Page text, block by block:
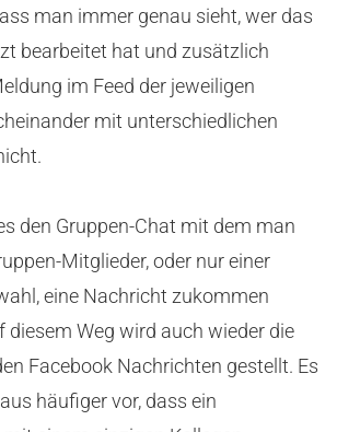
man immer genau sieht, wer das
bearbeitet hat und zusätzlich
im Feed der jeweiligen
mit unterschiedlichen
den Gruppen-Chat mit dem man
Mitglieder, oder nur einer
eine Nachricht zukommen
diesem Weg wird auch wieder die
Facebook Nachrichten gestellt. Es
häufiger vor, dass ein